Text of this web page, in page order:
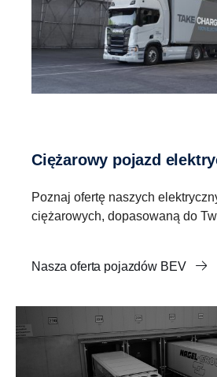
Ciężarowy pojazd
Poznaj ofertę naszych
ciężarowych, dopasowaną do
Nasza oferta pojazdów BEV